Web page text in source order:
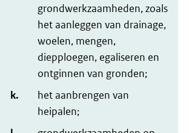
grondwerkzaamheden, zoals
het aanleggen van drainage,
woelen, mengen,
diepploegen, egaliseren en
ontginnen van gronden;
k.
het aanbrengen van
heipalen;